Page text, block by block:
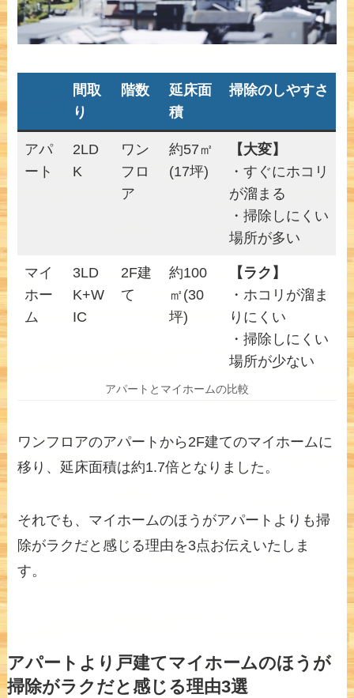
間取
り
階数
延床面
積
掃除のしやすさ
アパ
ート
2LD
K
ワン
フロ
ア
約57㎡
(17坪)
【大変】
・すぐにホコリ
が溜まる
・掃除しにくい
場所が多い
マイ
ホー
ム
3LD
K+W
IC
2F建
て
約100
㎡(30
坪)
【ラク】
・ホコリが溜ま
りにくい
・掃除しにくい
場所が少ない
アパートとマイホームの比較
ワンフロアのアパートから2F建てのマイホームに
移り、延床面積は約1.7倍となりました。
それでも、マイホームのほうがアパートよりも掃
除がラクだと感じる理由を3点お伝えいたしま
す。
アパートより戸建てマイホームのほうが
掃除がラクだと感じる理由3選